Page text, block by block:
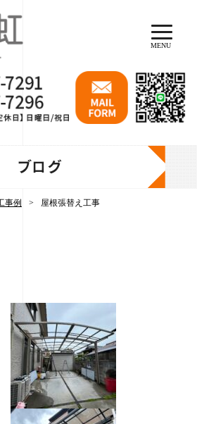
MENU
ブログ
事例 屋根張替え工事